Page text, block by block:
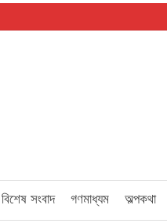
বিশেষ সংবাদ গণমাধ্যম অল্পকথা